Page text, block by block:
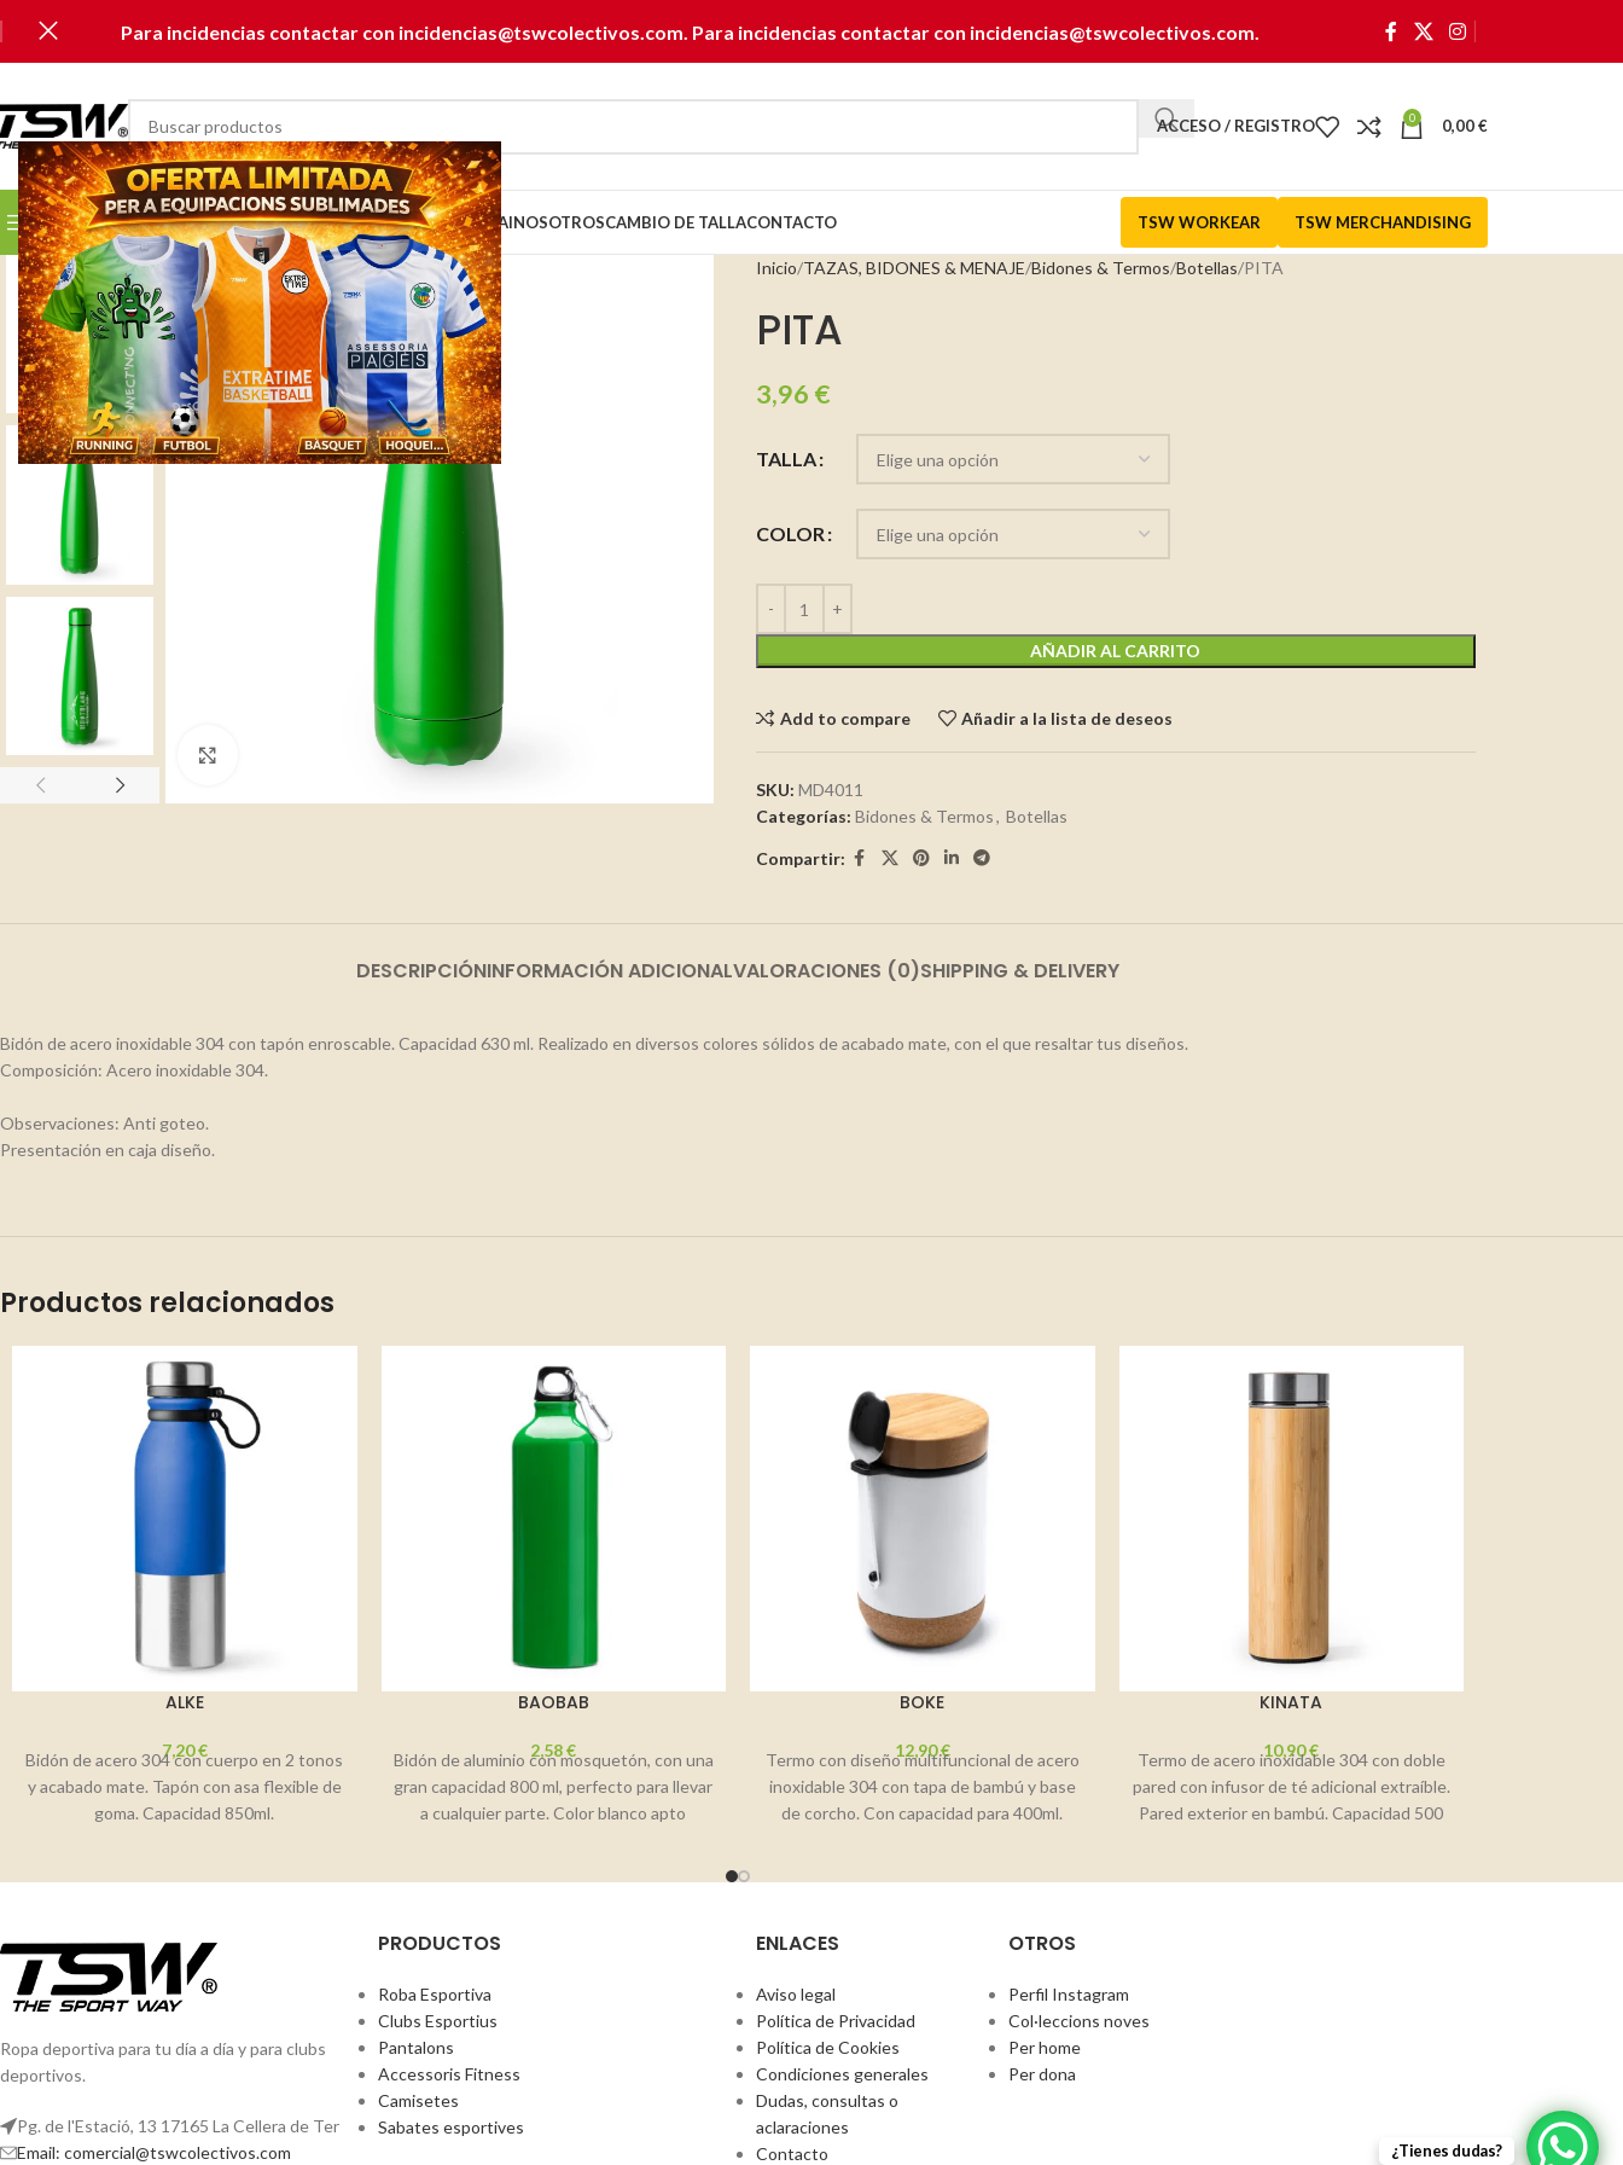
Para incidencias contactar con incidencias@tswcolectivos.com. Para incidencias contactar con incidencias@tswcolectivos.com
SELECCIONAR CATEGORÍA
ACCESO / REGISTRO 0 0,00€
SELECCIONA TU CLUB... INICIOCATÁLOGOSMUSAINOSOTROSCAMBIO DE TALLACONTACTO TSW WORKEAR TSW MERCHANDISING
Inicio TAZAS, BIDONES & MENAJE Bidones & Termos Botellas PITA
PITA
3,96 €
TALLA
COLOR
AÑADIR AL CARRITO
Add to compare Añadir a la lista de deseos
SKU: MD4011
Categorías: Bidones & Termos, Botellas
Compartir:
DESCRIPCIÓNINFORMACIÓN ADICIONALVALORACIONES (0)SHIPPING & DELIVERY
Bidón de acero inoxidable 304 con tapón enroscable. Capacidad 630 ml. Realizado en diversos colores sólidos de acabado mate, con el que resaltar tus diseños.
Composición: Acero inoxidable 304.
Observaciones: Anti goteo.
Presentación en caja diseño.
Productos relacionados
ALKE
7,20€
Bidón de acero 304 con cuerpo en 2 tonos
y acabado mate. Tapón con asa flexible de
goma. Capacidad 850ml.
BAOBAB
2,58€
Bidón de aluminio con mosquetón, con una
gran capacidad 800 ml, perfecto para llevar
a cualquier parte. Color blanco apto
BOKE
12,90€
Termo con diseño multifuncional de acero
inoxidable 304 con tapa de bambú y base
de corcho. Con capacidad para 400ml.
KINATA
10,90€
Termo de acero inoxidable 304 con doble
pared con infusor de té adicional extraíble.
Pared exterior en bambú. Capacidad 500
Ropa deportiva para tu día a día y para clubs
deportivos.
Pg. de l'Estació, 13 17165 La Cellera de Ter
Email: comercial@tswcolectivos.com
PRODUCTOS
Roba Esportiva
Clubs Esportius
Pantalons
Accessoris Fitness
Camisetes
Sabates esportives
ENLACES
Aviso legal
Política de Privacidad
Política de Cookies
Condiciones generales
Dudas, consultas o
aclaraciones
Contacto
OTROS
Perfil Instagram
Col·leccions noves
Per home
Per dona
¿Tienes dudas?